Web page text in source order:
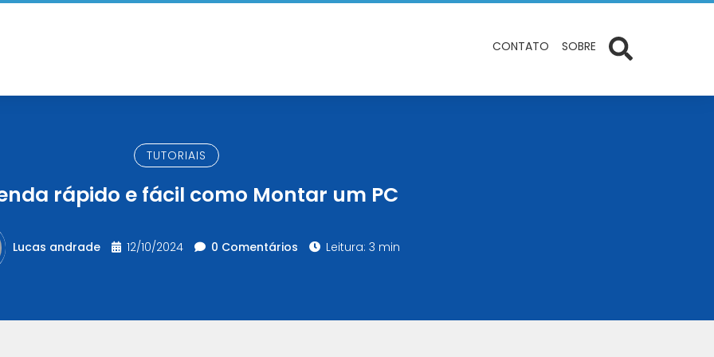
CONTATO SOBRE
TUTORIAIS
rápido e fácil como Montar um PC
Lucas andrade 12/10/2024 0 Comentários Leitura: 3 min